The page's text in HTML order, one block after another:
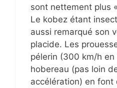
sont nettement plus
Le kobez étant
aussi remarqué son
placide. Les
pélerin (300 km/h
hobereau (pas loin
accélération) en